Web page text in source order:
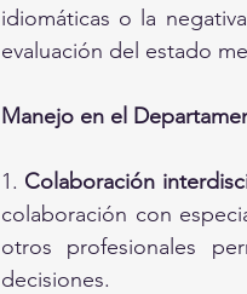
idiomáticas o la
evaluación del estado
Manejo en el
1. Colaboración
colaboración con
otros profesionales
decisiones.